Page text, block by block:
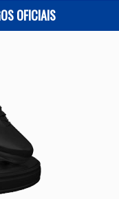
OFICIAIS